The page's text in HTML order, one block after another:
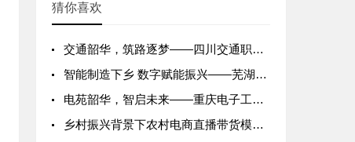
猜你喜欢
交通韶华，筑路逐梦——四川交通职业技术学院学子的多彩校园生活
智能制造下乡 数字赋能振兴——芜湖职业技术学院“三下乡”社会
电苑韶华，智启未来——重庆电子工程职业学院学子的多彩校园生活
乡村振兴背景下农村电商直播带货模式调研报告——重庆商务职业学